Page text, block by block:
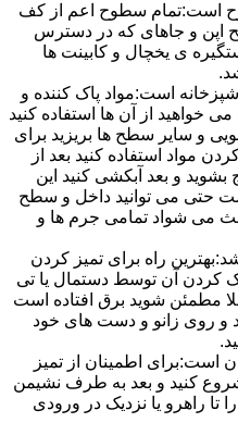
است:تمام سطوح اعم از کف
اپن و جاهای که در دسترس
ی یخچال و کابینت ها
است:مواد پاک کننده و
خواهید از آن ها استفاده کنید
و سایر سطح ها بریزید برای
مواد استفاده کنید بعد از
بشوید و بعد آبکشی کنید این
حتی می توانید داخل و سطح
می شواد تمامی جرم ها و
راه برای تمیز کردن
کردن آن توسط دستمال یا تی
مطمئن شوید برق افتاده است
و روی زانو و دست های خود
است:برای اطمینان از تمیز
کنید و بعد به طرف نشیمن
تا راهرو یا نزدیک در ورودی